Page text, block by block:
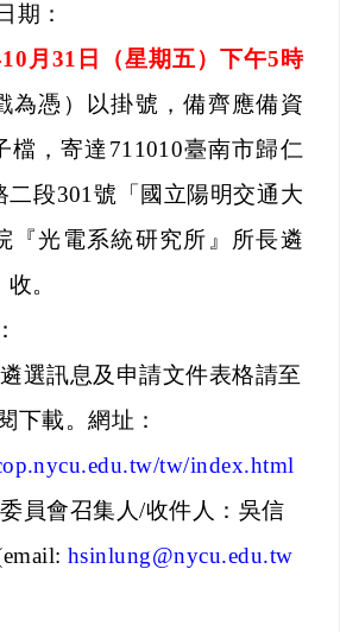
期：
10 月 31 日（星期五）下午5 時
為憑）以掛號，備齊應備資
檔，寄達 711010臺南市歸仁
二段301 號「國立陽明交通大
『光電系統研究所』所長遴
。
選訊息及申請文件表格請至
下載。網址：
tw/index.html
員會召集 人/收件人： 吳信
hsinlung@nycu.edu.tw